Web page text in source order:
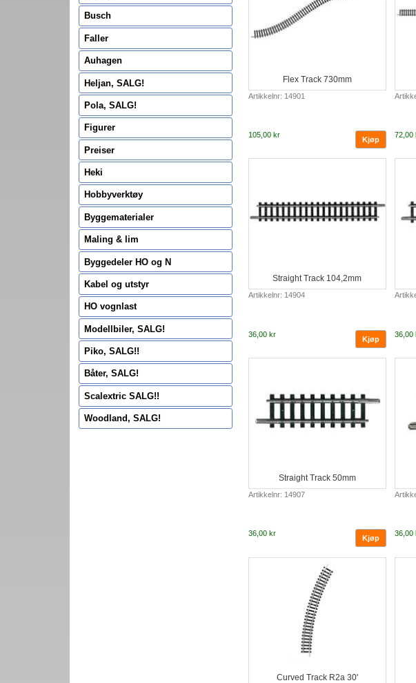
Flex Track 730mm
Artikkelnr: 14901
105,00 kr 72,00
Straight Track 104,2mm
Artikkelnr: 14904
36,00 kr 36,00
Straight Track 50mm
Artikkelnr: 14907
36,00 kr 36,00
Curved Track R2a 30'
Busch
Faller
Auhagen
Heljan, SALG!
Pola, SALG!
Figurer
Preiser
Heki
Hobbyverktøy
Byggematerialer
Maling & lim
Byggedeler HO og N
Kabel og utstyr
HO vognlast
Modellbiler, SALG!
Piko, SALG!!
Båter, SALG!
Scalextric SALG!!
Woodland, SALG!